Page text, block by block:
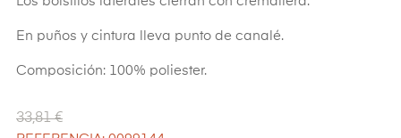
En puños y cintura lleva punto de canalé.
Composición: 100% poliester.
33,81 €